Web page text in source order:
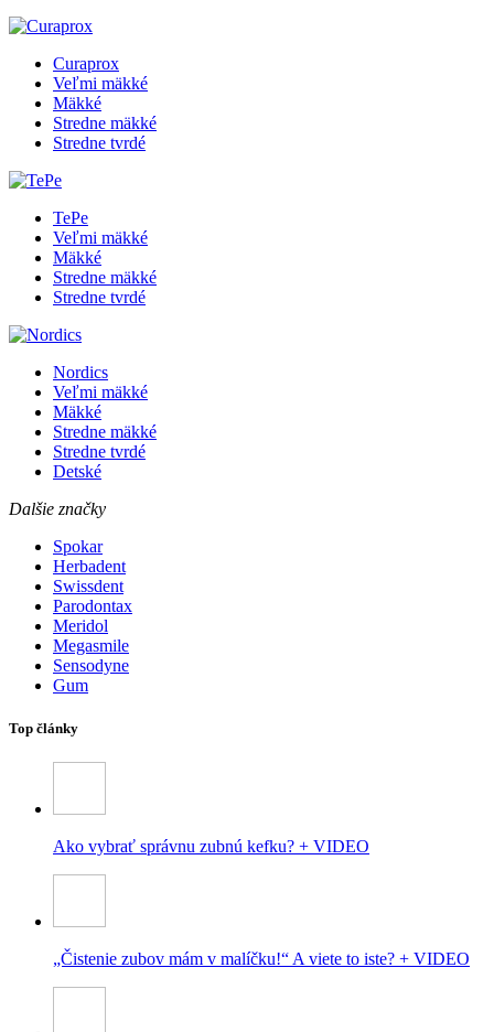
Curaprox
Veľmi mäkké
Mäkké
Stredne mäkké
Stredne tvrdé
TePe
Veľmi mäkké
Mäkké
Stredne mäkké
Stredne tvrdé
Nordics
Veľmi mäkké
Mäkké
Stredne mäkké
Stredne tvrdé
Detské
Dalšie značky
Spokar
Herbadent
Swissdent
Parodontax
Meridol
Megasmile
Sensodyne
Gum
Top články
Ako vybrať správnu zubnú kefku? + VIDEO
„Čistenie zubov mám v malíčku!“ A viete to iste? + VIDEO